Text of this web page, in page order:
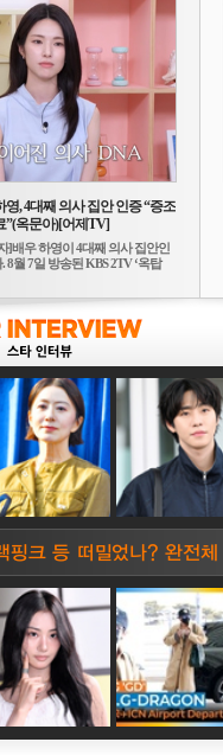
영, 4대째 의사 집안 인증 “증조
”(옥문아)[어제TV]
]배우 하영이 4대째 의사 집안인
8월 7일 방송된 KBS 2TV ‘옥탑